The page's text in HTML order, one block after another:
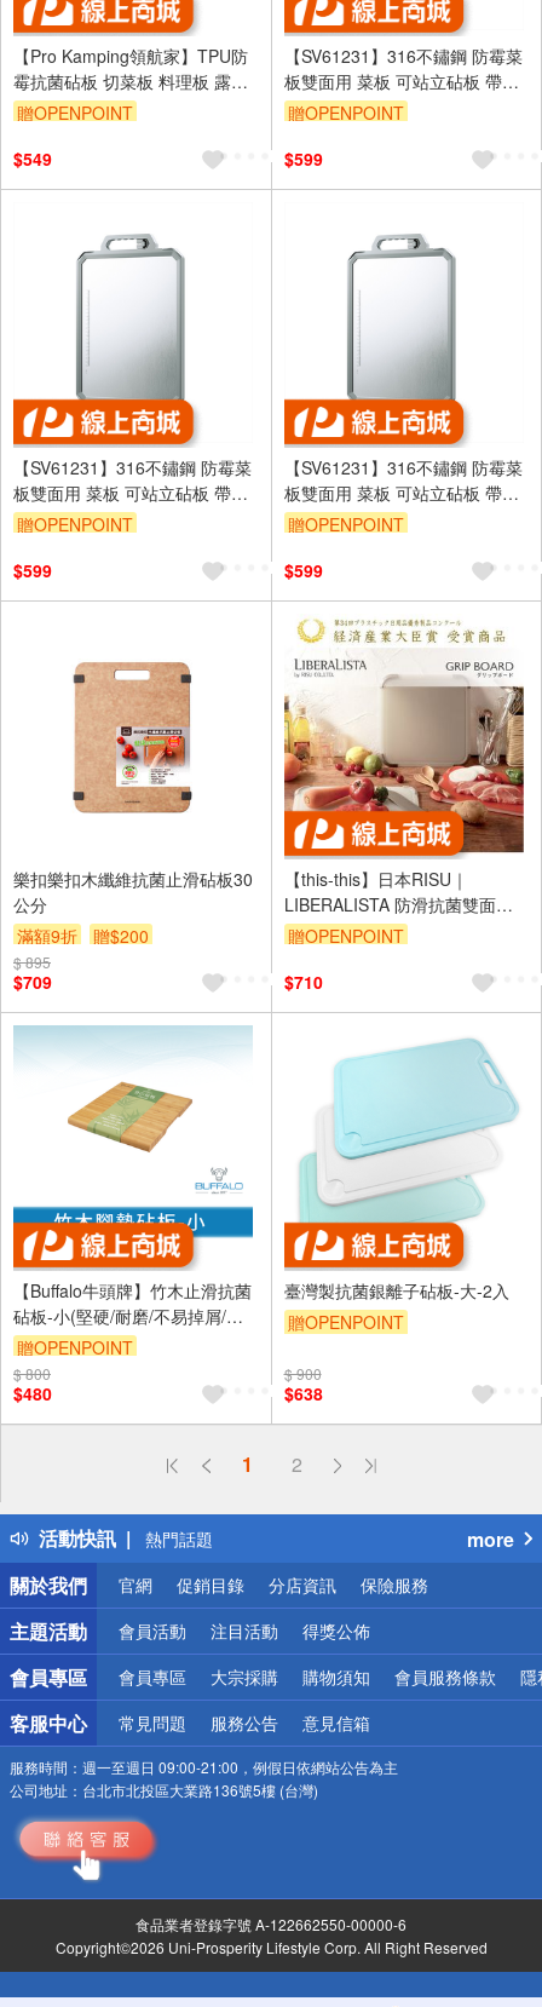
【Pro Kamping領航家】TPU防
霉抗菌砧板 切菜板 料理板 露營
野炊 戶外 一組2入
贈OPENPOINT
$549
【SV61231】316不鏽鋼 防霉菜
板雙面用 菜板 可站立砧板 帶磨
刀器砧板 防霉抗菌砧板 加大加
贈OPENPOINT
$599
【SV61231】316不鏽鋼 防霉菜
板雙面用 菜板 可站立砧板 帶磨
刀器砧板 防霉抗菌砧板 加大加
贈OPENPOINT
$599
【SV61231】316不鏽鋼 防霉菜
板雙面用 菜板 可站立砧板 帶磨
刀器砧板 防霉抗菌砧板 加大加
贈OPENPOINT
$599
樂扣樂扣木纖維抗菌止滑砧板30
公分
滿額9折
贈$200
$ 895
$709
【this-this】日本RISU｜
LIBERALISTA 防滑抗菌雙面砧
板
贈OPENPOINT
$710
【Buffalo牛頭牌】竹木止滑抗菌
砧板-小(堅硬/耐磨/不易掉屑/天
然環保)
贈OPENPOINT
$ 800
$480
臺灣製抗菌銀離子砧板-大-2入
贈OPENPOINT
$ 900
$638
1 2
活動快訊
偏遠地區配送
得獎公告
熱門話題
銀行優惠
偏遠地區配送
詐騙網頁！請小心！
more
關於我們
官網 促銷目錄 分店資訊 保險服務
主題活動 會員活動 注目活動 得獎公佈
會員專區 會員專區 大宗採購 購物須知 會員服務條款 隱
客服中心 常見問題 服務公告 意見信箱
服務時間： 週一至週日 09:00-21:00，例假日依網站公告為主
公司地址： 台北市北投區大業路136號5樓 (台灣)
食品業者登錄字號 A-122662550-00000-6
Copyright©2026 Uni-Prosperity Lifestyle Corp. All Right Reserved